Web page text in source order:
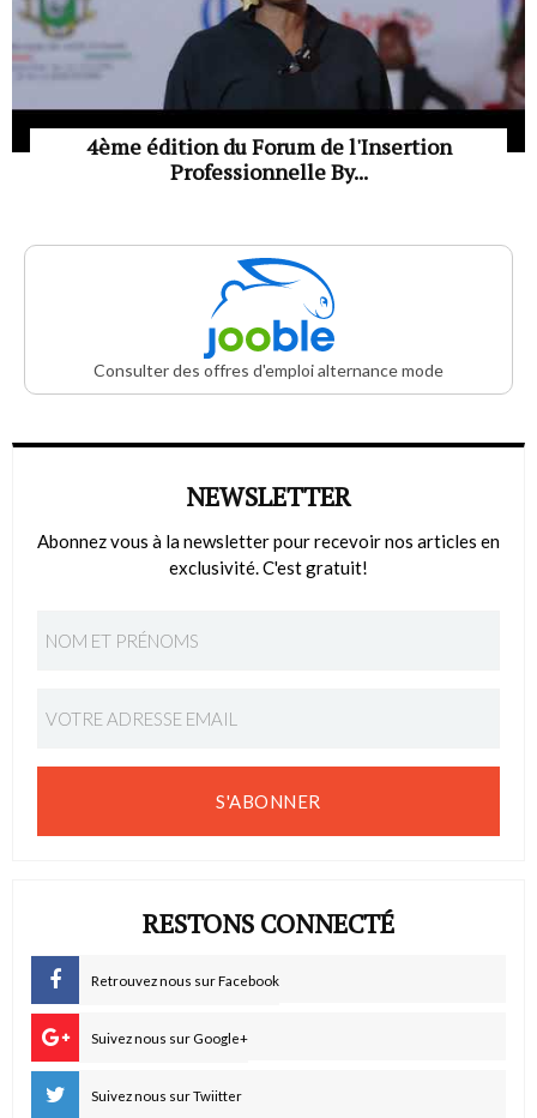
4ème édition du Forum de l'Insertion
Professionnelle By...
Consulter des offres d'emploi alternance mode
NEWSLETTER
Abonnez vous à la newsletter pour recevoir nos articles en
exclusivité. C'est gratuit!
S'ABONNER
RESTONS CONNECTÉ
Retrouvez nous sur Facebook
Suivez nous sur Google+
Suivez nous sur Twiitter